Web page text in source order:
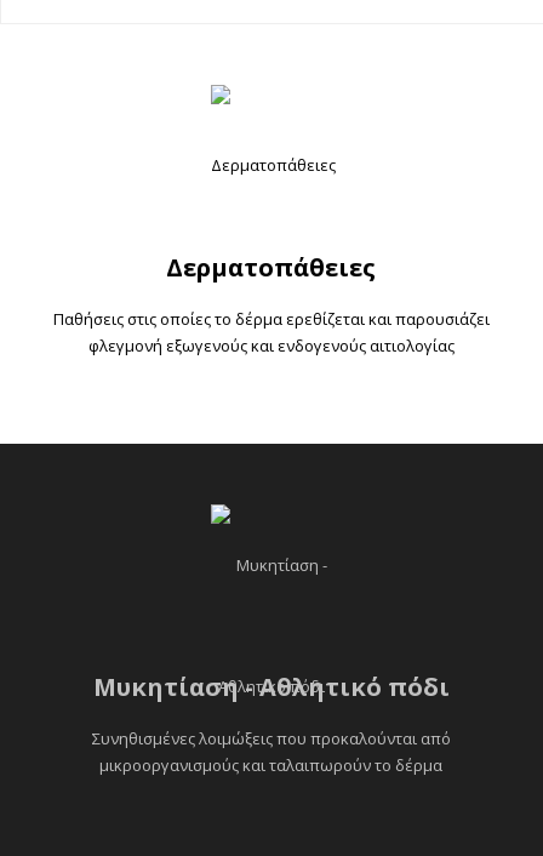
Δερματοπάθειες
Παθήσεις στις οποίες το δέρμα ερεθίζεται και παρουσιάζει
φλεγμονή εξωγενούς και ενδογενούς αιτιολογίας
Μυκητίαση - Αθλητικό πόδι
Συνηθισμένες λοιμώξεις που προκαλούνται από
μικροοργανισμούς και ταλαιπωρούν το δέρμα